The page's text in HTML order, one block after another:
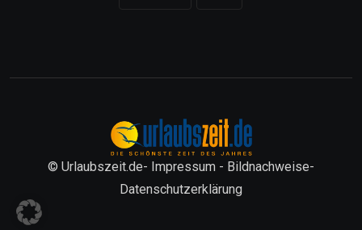
© Urlaubszeit.de- Impressum - Bildnachweise-
Datenschutzerklärung